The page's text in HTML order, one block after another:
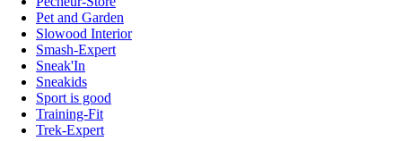
Pet and Garden
Slowood Interior
Smash-Expert
Sneak'In
Sneakids
Sport is good
Training-Fit
Trek-Expert